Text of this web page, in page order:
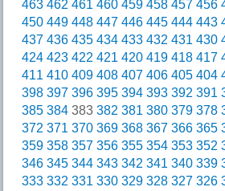
463 462 461 460 459 458 457 456
450 449 448 447 446 445 444 443
437 436 435 434 433 432 431 430
424 423 422 421 420 419 418 417
411 410 409 408 407 406 405 404
398 397 396 395 394 393 392 391
385 384383 382 381 380 379 378
372 371 370 369 368 367 366 365
359 358 357 356 355 354 353 352
346 345 344 343 342 341 340 339
333 332 331 330 329 328 327 326